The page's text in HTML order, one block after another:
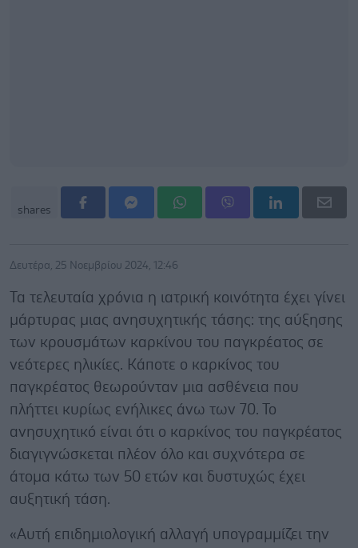
shares
Δευτέρα, 25 Νοεμβρίου 2024, 12:46
Τα τελευταία χρόνια η ιατρική κοινότητα έχει γίνει
μάρτυρας μιας ανησυχητικής τάσης: της αύξησης
των κρουσμάτων καρκίνου του παγκρέατος σε
νεότερες ηλικίες. Κάποτε o καρκίνος του
παγκρέατος θεωρούνταν μια ασθένεια που
πλήττει κυρίως ενήλικες άνω των 70. Το
ανησυχητικό είναι ότι ο καρκίνος του παγκρέατος
διαγιγνώσκεται πλέον όλο και συχνότερα σε
άτομα κάτω των 50 ετών και δυστυχώς έχει
αυξητική τάση.
«Αυτή επιδημιολογική αλλαγή υπογραμμίζει την